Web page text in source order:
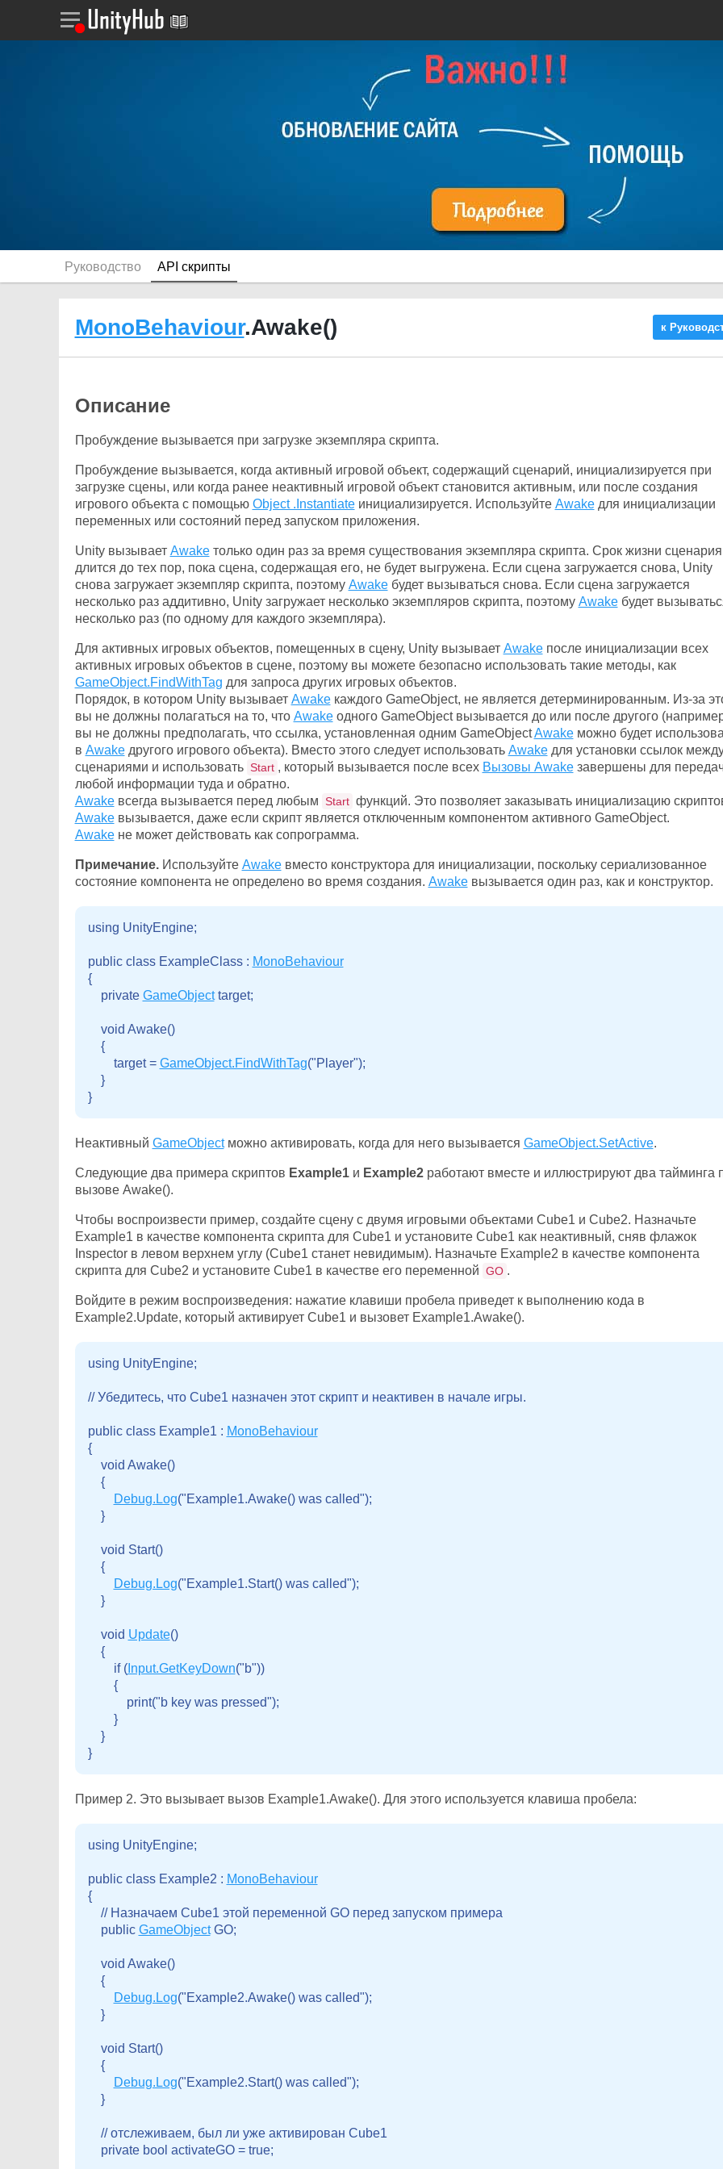
Руководство API скрипты
к
MonoBehaviour.Awake()
Описание
Пробуждение вызывается при загрузке экземпляра скрипта.
Пробуждение вызывается, когда активный игровой объект, содержащий сценарий, инициализируется при
загрузке сцены, или когда ранее неактивный игровой объект становится активным, или после создания
игрового объекта с помощью Object .Instantiateинициализируется. Используйте Awakeдля инициализации
переменных или состояний перед запуском приложения.
Unity вызывает Awakeтолько один раз за время существования экземпляра скрипта. Срок жизни сценария
длится до тех пор, пока сцена, содержащая его, не будет выгружена. Если сцена загружается снова, Unity
снова загружает экземпляр скрипта, поэтому Awakeбудет вызываться снова. Если сцена загружается
несколько раз аддитивно, Unity загружает несколько экземпляров скрипта, поэтому Awakeбудет
несколько раз (по одному для каждого экземпляра).
Для активных игровых объектов, помещенных в сцену, Unity вызывает Awakeпосле инициализации всех
активных игровых объектов в сцене, поэтому вы можете безопасно использовать такие методы, как
GameObject.FindWithTag для запроса других игровых объектов.
Порядок, в котором Unity вызывает Awakeкаждого GameObject, не является детерминированным. Из-за
вы не должны полагаться на то, что Awakeодного GameObject вызывается до или после другого
вы не должны предполагать, что ссылка, установленная одним GameObjectAwakeможно будет
в Awakeдругого игрового объекта). Вместо этого следует использовать Awakeдля установки ссылок
сценариями и использовать Start , который вызывается после всех Вызовы Awakeзавершены для
любой информации туда и обратно.
Awakeвсегда вызывается перед любым Start функций. Это позволяет заказывать инициализацию
Awakeвызывается, даже если скрипт является отключенным компонентом активного GameObject.
Awakeне может действовать как сопрограмма.
Примечание.Используйте Awakeвместо конструктора для инициализации, поскольку сериализованное
состояние компонента не определено во время создания. Awakeвызывается один раз, как и конструктор.
using UnityEngine;
public class ExampleClass : MonoBehaviour
{
    private
GameObject target;
    void Awake()
    {
        target =
GameObject.FindWithTag("Player");
    }
}
Неактивный GameObjectможно активировать, когда для него вызывается GameObject.SetActive.
Следующие два примера скриптов Example1и Example2работают вместе и иллюстрируют два тайминга
вызове Awake().
Чтобы воспроизвести пример, создайте сцену с двумя игровыми объектами Cube1 и Cube2. Назначьте
Example1 в качестве компонента скрипта для Cube1 и установите Cube1 как неактивный, сняв флажок
Inspector в левом верхнем углу (Cube1 станет невидимым). Назначьте Example2 в качестве компонента
скрипта для Cube2 и установите Cube1 в качестве его переменной GO .
Войдите в режим воспроизведения: нажатие клавиши пробела приведет к выполнению кода в
Example2.Update, который активирует Cube1 и вызовет Example1.Awake().
using UnityEngine;
// Убедитесь, что Cube1 назначен этот скрипт и неактивен в начале игры.
public class Example1 : MonoBehaviour
{
    void Awake()
    {
Debug.Log("Example1.Awake() was called");
    }
    void Start()
    {
Debug.Log("Example1.Start() was called");
    }
    void
Update()
    {
        if (
Input.GetKeyDown("b"))
        {
            print("b key was pressed");
        }
    }
}
Пример 2. Это вызывает вызов Example1.Awake(). Для этого используется клавиша пробела:
using UnityEngine;
public class Example2 : MonoBehaviour
{
    // Назначаем Cube1 этой переменной GO перед запуском примера
    public
GameObject GO;
    void Awake()
    {
Debug.Log("Example2.Awake() was called");
    }
    void Start()
    {
Debug.Log("Example2.Start() was called");
    }
    // отслеживаем, был ли уже активирован Cube1
    private bool activateGO = true;